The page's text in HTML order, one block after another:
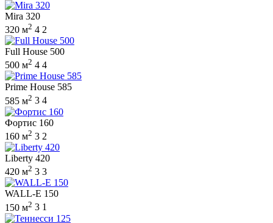
Mira 320
320 м2 4 2
Full House 500
500 м2 4 4
Prime House 585
585 м2 3 4
Фортис 160
160 м2 3 2
Liberty 420
420 м2 3 3
WALL-E 150
150 м2 3 1